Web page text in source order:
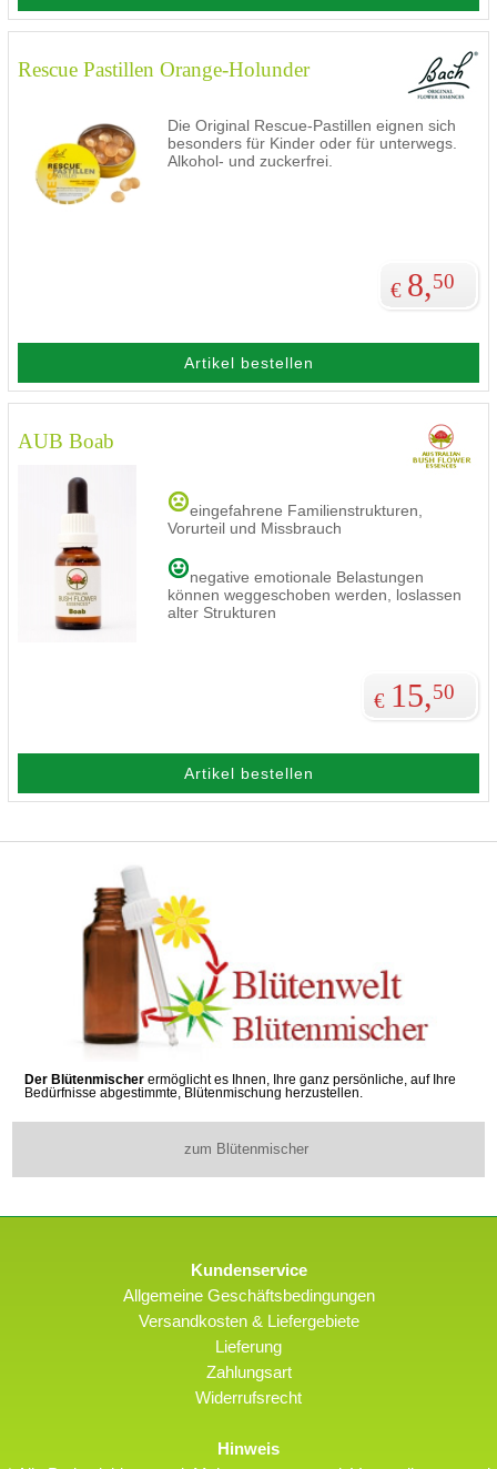
Rescue Pastillen Orange-Holunder
Die Original Rescue-Pastillen eignen sich
besonders für Kinder oder für unterwegs.
Alkohol- und zuckerfrei.
€ 8,50
Artikel bestellen
AUB Boab
eingefahrene Familienstrukturen,
Vorurteil und Missbrauch
negative emotionale Belastungen
können weggeschoben werden, loslassen
alter Strukturen
€ 15,50
Artikel bestellen
Der Blütenmischer ermöglicht es Ihnen, Ihre ganz persönliche, auf Ihre
Bedürfnisse abgestimmte, Blütenmischung herzustellen.
zum Blütenmischer
Kundenservice
Allgemeine Geschäftsbedingungen
Versandkosten & Liefergebiete
Lieferung
Zahlungsart
Widerrufsrecht
Hinweis